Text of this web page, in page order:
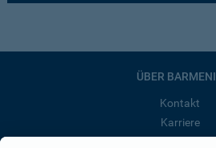
ÜBER
Kontakt
Karriere